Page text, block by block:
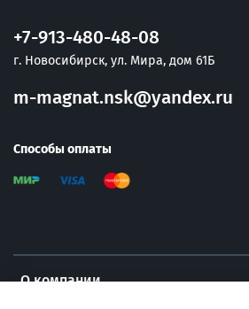
О компании
+7-913-480-48-08
г. Новосибирск, ул. Мира, дом 61Б
m-magnat.nsk@yandex.ru
Способы оплаты